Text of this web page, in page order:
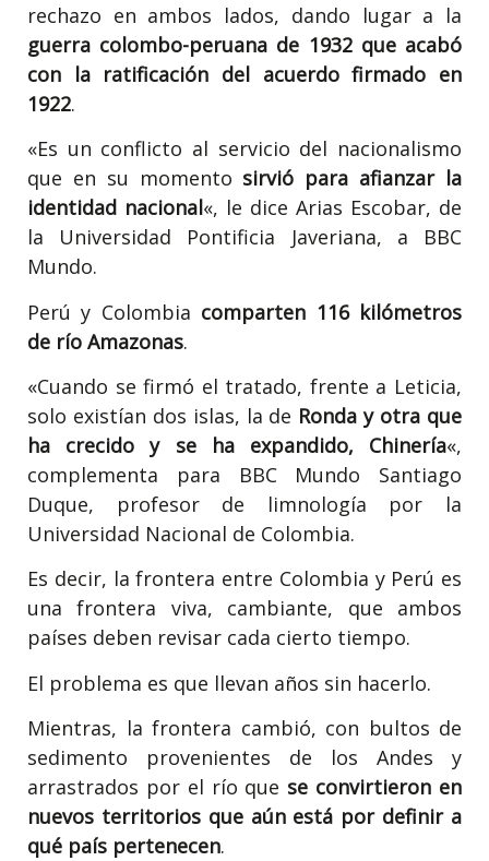
rechazo en ambos lados, dando lugar a la
guerra colombo-peruana de 1932 que acabó
con la ratificación del acuerdo firmado en
1922.
«Es un conflicto al servicio del nacionalismo
que en su momento sirvió para afianzar la
identidad nacional«, le dice Arias Escobar, de
la Universidad Pontificia Javeriana, a BBC
Mundo.
Perú y Colombia comparten 116 kilómetros
de río Amazonas.
«Cuando se firmó el tratado, frente a Leticia,
solo existían dos islas, la de Ronda y otra que
ha crecido y se ha expandido, Chinería«,
complementa para BBC Mundo Santiago
Duque, profesor de limnología por la
Universidad Nacional de Colombia.
Es decir, la frontera entre Colombia y Perú es
una frontera viva, cambiante, que ambos
países deben revisar cada cierto tiempo.
El problema es que llevan años sin hacerlo.
Mientras, la frontera cambió, con bultos de
sedimento provenientes de los Andes y
arrastrados por el río que se convirtieron en
nuevos territorios que aún está por definir a
qué país pertenecen.